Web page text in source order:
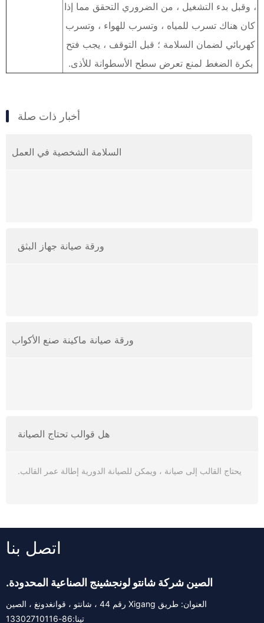
، وقبل بدء التشغيل ، من الضروري التحقق مما إذا
كان هناك تسرب للمياه ، وتسرب للهواء ، وتسرب
كهربائي لضمان السلامة ؛ قبل التوقف ، يجب فتح
بكرة الضغط لمنع تعرض سطح الأسطوانة للأذى.
أخبار ذات صلة
السلامة الشخصية في العمل
ورقة صيانة جهاز البثق
ورقة صيانة ماكينة صنع الأكواب
هل قوالب تحتاج الصيانة
يحتاج القالب إلى صيانة ، ويمكن للصيانة الدورية إطالة عمر القالب.
اتصل بنا
الصين شركة شانتو لونجشينج الصناعية المحدودة.
العنوان: طريق Xigang رقم 44 ، شانتو ، قوانغدونغ ، الصين
تينا:86-13302710116